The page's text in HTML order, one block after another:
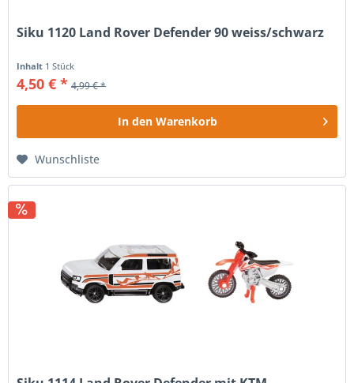
Siku 1120 Land Rover Defender 90 weiss/schwarz
Inhalt 1 Stück
4,50 € * 4,99 € *
In den Warenkorb
Wunschliste